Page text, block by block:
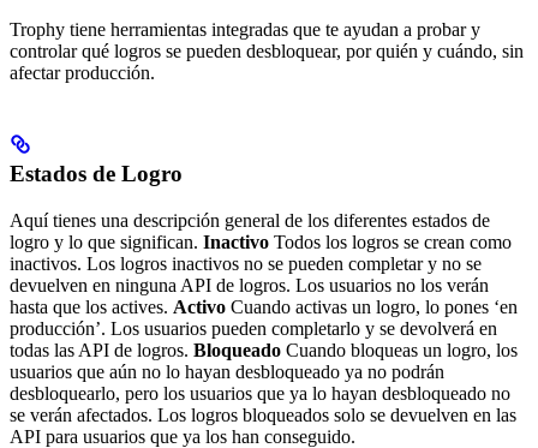
Trophy tiene herramientas integradas que te ayudan a probar y
controlar qué logros se pueden desbloquear, por quién y cuándo, sin
afectar producción.
Estados de Logro
Aquí tienes una descripción general de los diferentes estados de
logro y lo que significan. Inactivo Todos los logros se crean como
inactivos. Los logros inactivos no se pueden completar y no se
devuelven en ninguna API de logros. Los usuarios no los verán
hasta que los actives. Activo Cuando activas un logro, lo pones ‘en
producción’. Los usuarios pueden completarlo y se devolverá en
todas las API de logros. Bloqueado Cuando bloqueas un logro, los
usuarios que aún no lo hayan desbloqueado ya no podrán
desbloquearlo, pero los usuarios que ya lo hayan desbloqueado no
se verán afectados. Los logros bloqueados solo se devuelven en las
API para usuarios que ya los han conseguido.